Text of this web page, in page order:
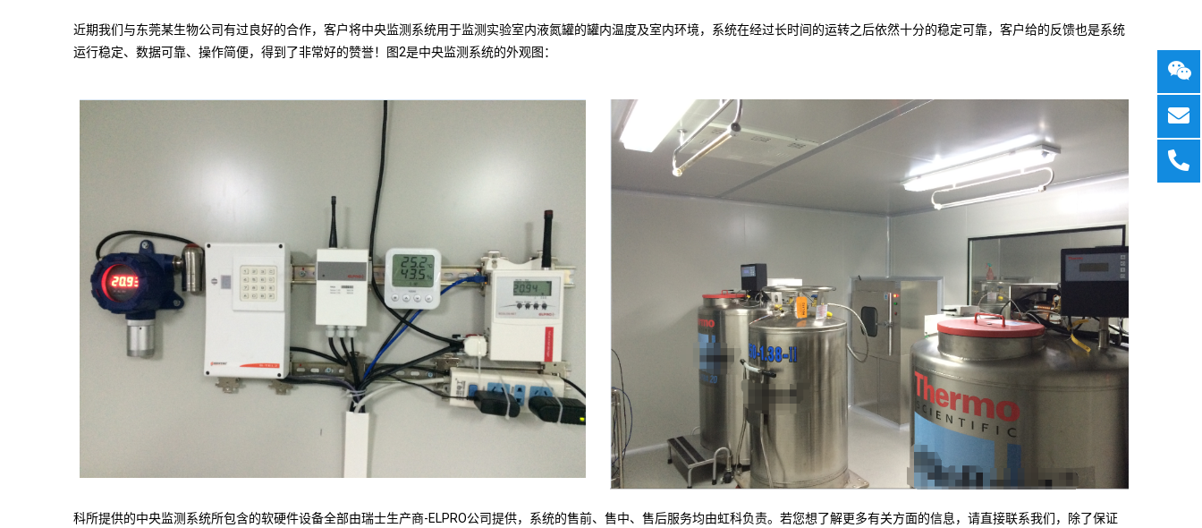
近期我们与东莞某生物公司有过良好的合作，客户将中央监测系统用于监测实验室内液氮罐的罐内温度及室内环境，系统在经过长时间的运转之后依然十分的稳定可靠，客户给的反馈也是系统
运行稳定、数据可靠、操作简便，得到了非常好的赞誉！图2是中央监测系统的外观图：
科所提供的中央监测系统所包含的软硬件设备全部由瑞士生产商-ELPRO公司提供，系统的售前、售中、售后服务均由虹科负责。若您想了解更多有关方面的信息，请直接联系我们，除了保证